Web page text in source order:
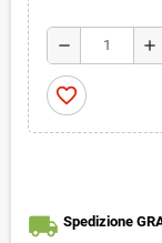
remove add
favorite_border
local_shipping Spedizione